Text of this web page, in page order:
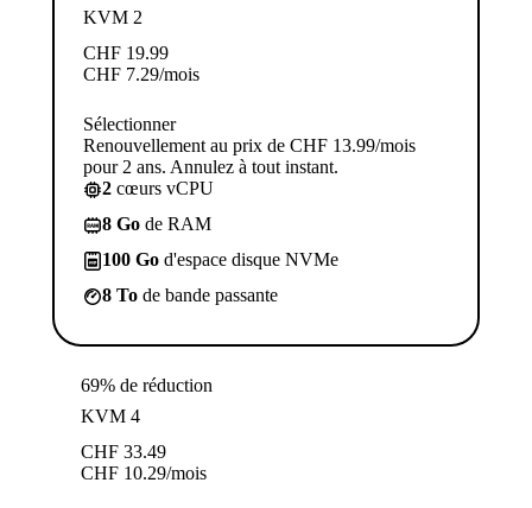
KVM 2
CHF 19.99
CHF 7.29/mois
Sélectionner
Renouvellement au prix de CHF 13.99/mois
pour 2 ans. Annulez à tout instant.
2 cœurs vCPU
8 Go de RAM
100 Go d'espace disque NVMe
8 To de bande passante
69% de réduction
KVM 4
CHF 33.49
CHF 10.29/mois